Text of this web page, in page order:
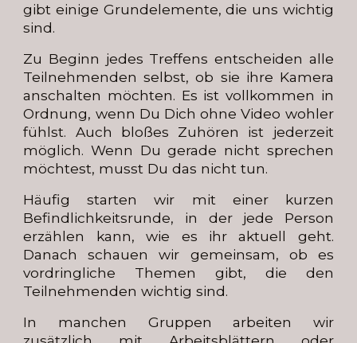
gibt einige Grundelemente, die uns wichtig
sind.
Zu Beginn jedes Treffens entscheiden alle
Teilnehmenden selbst, ob sie ihre Kamera
anschalten möchten. Es ist vollkommen in
Ordnung, wenn Du Dich ohne Video wohler
fühlst. Auch bloßes Zuhören ist jederzeit
möglich. Wenn Du gerade nicht sprechen
möchtest, musst Du das nicht tun.
Häufig starten wir mit einer kurzen
Befindlichkeitsrunde, in der jede Person
erzählen kann, wie es ihr aktuell geht.
Danach schauen wir gemeinsam, ob es
vordringliche Themen gibt, die den
Teilnehmenden wichtig sind.
In manchen Gruppen arbeiten wir